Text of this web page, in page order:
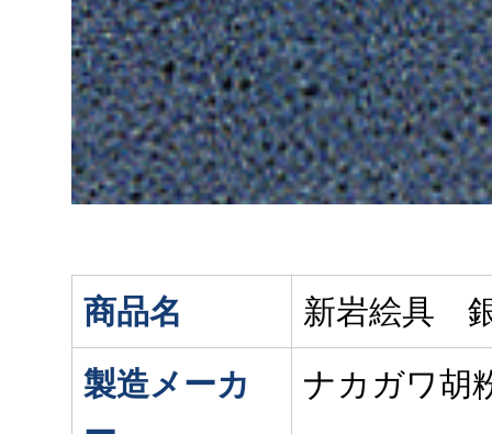
商品名
新岩絵具
製造メーカ
ナカガワ胡